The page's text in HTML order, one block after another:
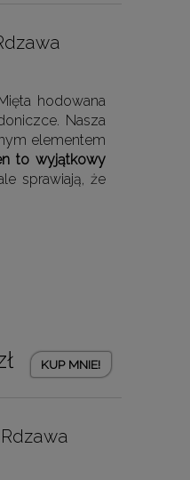
hodowana
Nasza
elementem
to wyjątkowy
sprawiają, że
KUP MNIE!